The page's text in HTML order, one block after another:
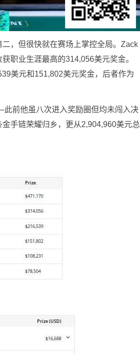
，但很快就在赛场上掌控全局。Zack
职业生涯最高的314,056美元奖金。
美元和151,802美元奖金，后者作为
前他虽八次进入奖励圈但均未闯入决
手链荣耀归乡，更从2,904,960美元总